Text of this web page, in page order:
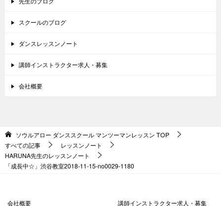
スクールのブログ
ダンスレッスンノート
講師インストラクター求人・募集
会社概要
ソウルアロー ダンススクール マンツーマンレッスン TOP
すべての記事
レッスンノート
HARUNA先生のレッスンノート
「成長中☆」渋谷教室2018-11-15-no0029-1180
会社概要 講師インストラクター求人・募集